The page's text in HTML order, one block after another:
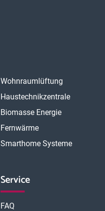
Wohnraumlüftung
Haustechnikzentrale
Biomasse Energie
Fernwärme
Smarthome Systeme
Service
FAQ